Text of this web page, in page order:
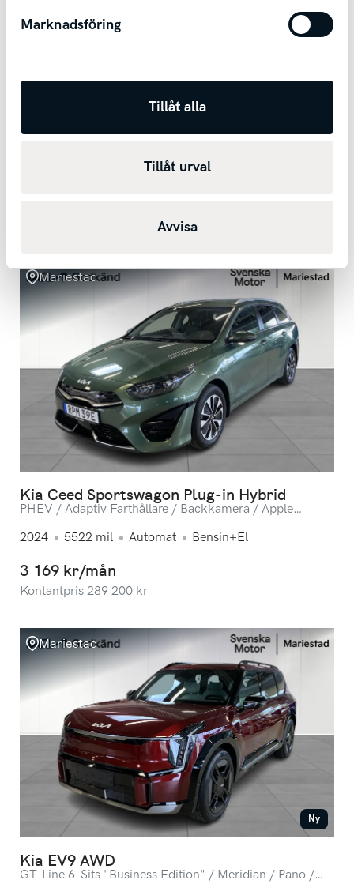
Marknadsföring
Tillåt alla
Tillåt urval
Avvisa
Renault Captur
Manuell Bensin
Mariestad
Kia Ceed Sportswagon Plug-in Hybrid
PHEV / Adaptiv Farthållare / Backkamera / Apple
2024
5522 mil Automat Bensin+El
3 169 kr/mån
Kontantpris 289 200 kr
Mariestad
Ny
Kia EV9 AWD
GT-Line 6-Sits "Business Edition" / Meridian / Pano /